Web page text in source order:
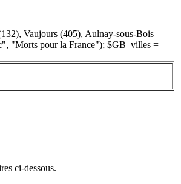
Vaujours (405), Aulnay-sous-Bois
"Morts pour la France"); $GB_villes =
ci-dessous.